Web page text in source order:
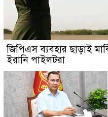
জিপিএস ব্যবহার ছাড়াই
ইরানি পাইলটরা